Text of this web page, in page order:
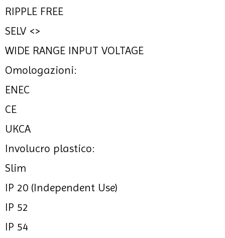
RIPPLE FREE
SELV <>
WIDE RANGE INPUT VOLTAGE
Omologazioni:
ENEC
CE
UKCA
Involucro plastico:
Slim
IP 20 (Independent Use)
IP 52
IP 54